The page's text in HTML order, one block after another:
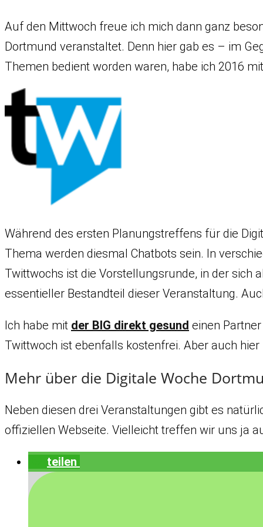
Auf den Mittwoch freue ich mich dann ganz
Dortmund veranstaltet. Denn hier gab es – im
Themen bedient worden waren, habe ich 2016
Während des ersten Planungstreffens für die
Thema werden diesmal Chatbots sein. In
Twittwochs ist die Vorstellungsrunde, in der sich
essentieller Bestandteil dieser Veranstaltung.
Ich habe mit der BIG direkt gesund einen
Twittwoch ist ebenfalls kostenfrei. Aber auch
Mehr über die Digitale Woche
Neben diesen drei Veranstaltungen gibt es
offiziellen Webseite. Vielleicht treffen wir uns ja
teilen